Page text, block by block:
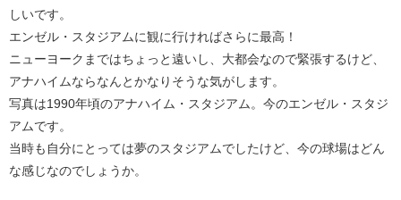
しいです。
エンゼル・スタジアムに観に行ければさらに最高！
ニューヨークまではちょっと遠いし、大都会なので緊張するけど、
アナハイムならなんとかなりそうな気がします。
写真は1990年頃のアナハイム・スタジアム。今のエンゼル・スタジ
アムです。
当時も自分にとっては夢のスタジアムでしたけど、今の球場はどん
な感じなのでしょうか。